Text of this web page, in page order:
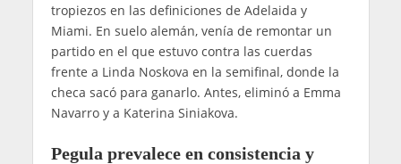
tropiezos en las definiciones de Adelaida y
Miami. En suelo alemán, venía de remontar un
partido en el que estuvo contra las cuerdas
frente a Linda Noskova en la semifinal, donde la
checa sacó para ganarlo. Antes, eliminó a Emma
Navarro y a Katerina Siniakova.
Pegula prevalece en consistencia y